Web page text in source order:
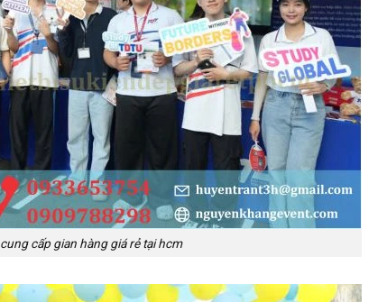
cung cấp gian hàng giá rẻ tại hcm